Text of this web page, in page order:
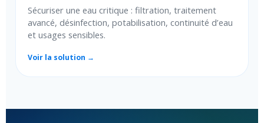
Sécuriser une eau critique : filtration, traitement
avancé, désinfection, potabilisation, continuité d’eau
et usages sensibles.
Voir la solution →